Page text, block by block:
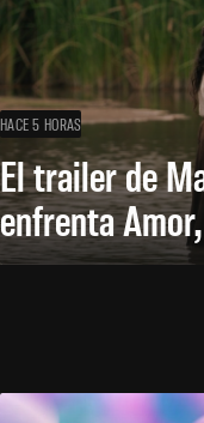
HACE 5 HORAS
El trailer de
enfrenta